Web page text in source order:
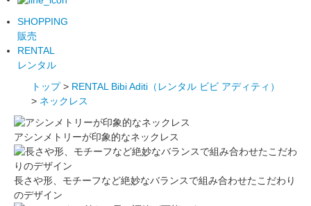
SHOPPING
販売
RENTAL
レンタル
トップ > RENTAL Bibi Aditi（レンタル ビビ アディティ）
> ネックレス
アシンメトリーが印象的なネックレス
長さや形、モチーフなど絶妙なバランスで組み合わせたこだわり
のデザイン